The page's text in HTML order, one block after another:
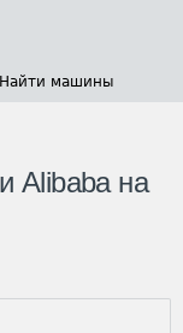
Найти машины
Alibaba на